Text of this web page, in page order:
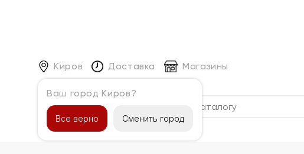
Киров
Ваш город Киров?
Все верно Сменить город
Доставка Магазины
Каталог